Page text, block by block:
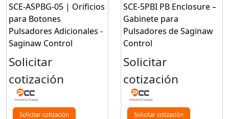
SCE-ASPBG-05 | Orificios
para Botones
Pulsadores Adicionales -
Saginaw Control
Solicitar
cotización
Solicitar cotización
SCE-5PBI PB Enclosure –
Gabinete para
Pulsadores de Saginaw
Control
Solicitar
cotización
Solicitar cotización